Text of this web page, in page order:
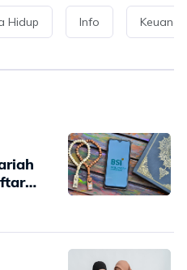
Hidup Info